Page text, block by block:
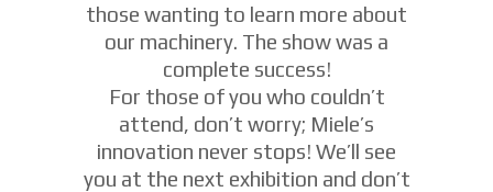
those wanting to learn more about
our machinery. The show was a
complete success!
For those of you who couldn’t
attend, don’t worry; Miele’s
innovation never stops! We’ll see
you at the next exhibition and don’t